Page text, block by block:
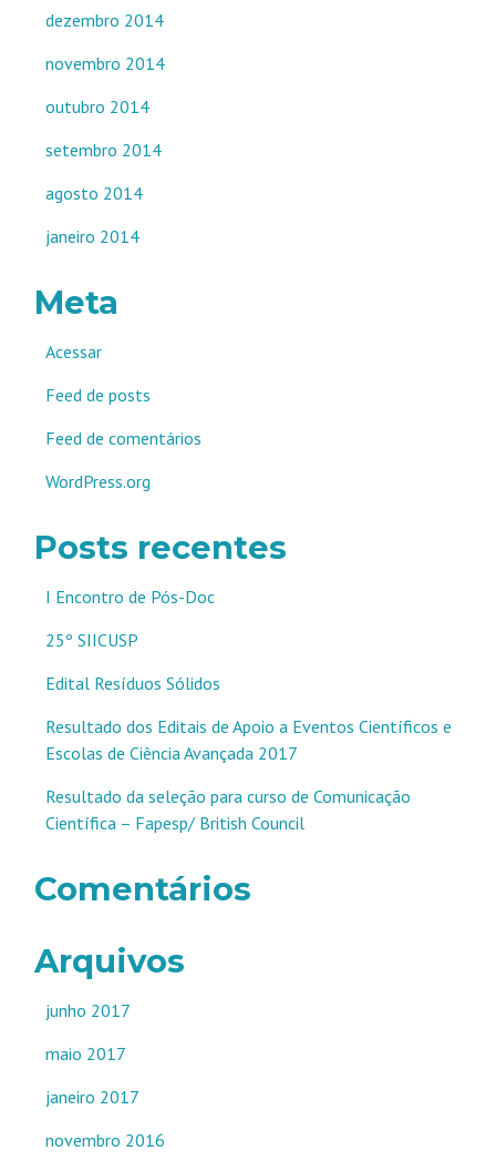
dezembro 2014
novembro 2014
outubro 2014
setembro 2014
agosto 2014
janeiro 2014
Meta
Acessar
Feed de posts
Feed de comentários
WordPress.org
Posts recentes
I Encontro de Pós-Doc
25º SIICUSP
Edital Resíduos Sólidos
Resultado dos Editais de Apoio a Eventos Científicos e
Escolas de Ciência Avançada 2017
Resultado da seleção para curso de Comunicação
Científica – Fapesp/ British Council
Comentários
Arquivos
junho 2017
maio 2017
janeiro 2017
novembro 2016